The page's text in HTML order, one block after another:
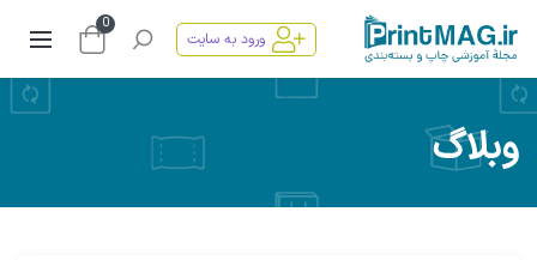
ورود به سایت
0
وبلاگ